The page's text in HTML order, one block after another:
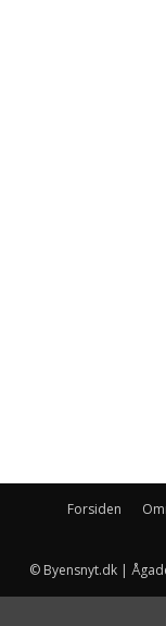
Forsiden
© Byensnyt.dk |